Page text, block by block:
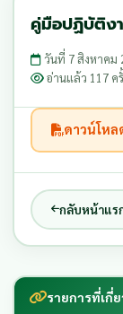
คู่มือปฏิบัติง
วันที่ 7 สิงหาคม
อ่านแล้ว 117 ค
ดาวน์โหล
กลับหน้าแร
รายการที่เกี่